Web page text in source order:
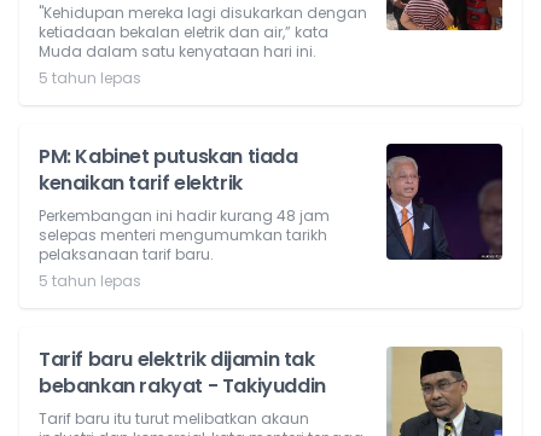
"Kehidupan mereka lagi disukarkan dengan
ketiadaan bekalan eletrik dan air,” kata
Muda dalam satu kenyataan hari ini.
5 tahun lepas
PM: Kabinet putuskan tiada
kenaikan tarif elektrik
Perkembangan ini hadir kurang 48 jam
selepas menteri mengumumkan tarikh
pelaksanaan tarif baru.
5 tahun lepas
Tarif baru elektrik dijamin tak
bebankan rakyat - Takiyuddin
Tarif baru itu turut melibatkan akaun